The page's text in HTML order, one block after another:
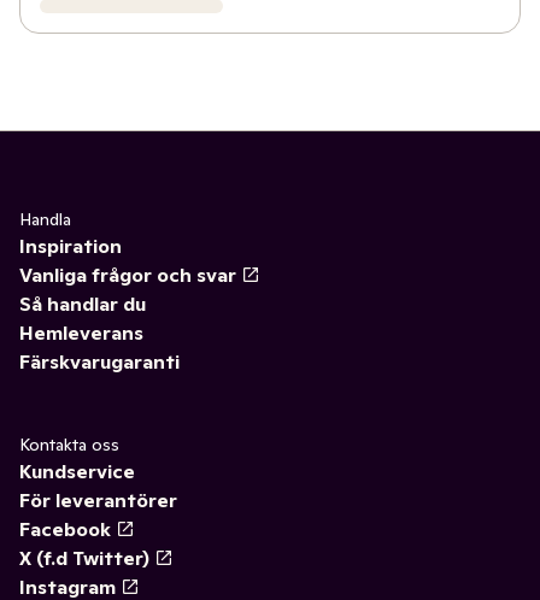
Handla
Inspiration
Vanliga frågor och svar
Så handlar du
Hemleverans
Färskvarugaranti
Kontakta oss
Kundservice
För leverantörer
Facebook
X (f.d Twitter)
Instagram